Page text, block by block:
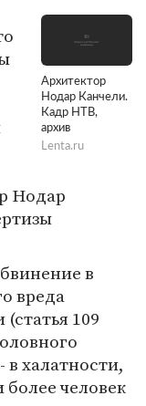
Архитектор
Нодар Канчели.
Кадр НТВ,
архив
Lenta.ru
Нодар
в
вреда
109
в халатности,
человек